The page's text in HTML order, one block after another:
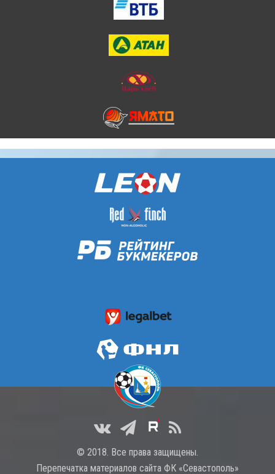
© 2018. Все права защищены.
Перепечатка материалов сайта ФК «Севастополь»